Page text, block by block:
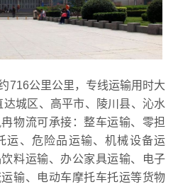
716公里公里，专线运输用时大
城区、高平市、陵川县、沁水
物流可承接：整车运输、零担
运、危险品运输、机械设备运
料运输、办公家具运输、电子
输、电动车摩托车托运等货物